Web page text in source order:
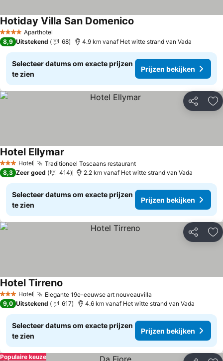
4 SterrenAparthotel
Hotiday Villa San Domenico
8,9 Uitstekend 68 4.9 km vanaf Het witte strand van Vada
Selecteer datums om exacte prijzen
te zien
Prijzen bekijken
Delen
3 SterrenHotel Traditioneel Toscaans restaurant
Hotel Ellymar
8,3 Zeer goed 414 2.2 km vanaf Het witte strand van Vada
Selecteer datums om exacte prijzen
te zien
Prijzen bekijken
Delen
3 SterrenHotel Elegante 19e-eeuwse art nouveauvilla
Hotel Tirreno
9,0 Uitstekend 617 4.6 km vanaf Het witte strand van Vada
Selecteer datums om exacte prijzen
te zien
Prijzen bekijken
Populaire keuze